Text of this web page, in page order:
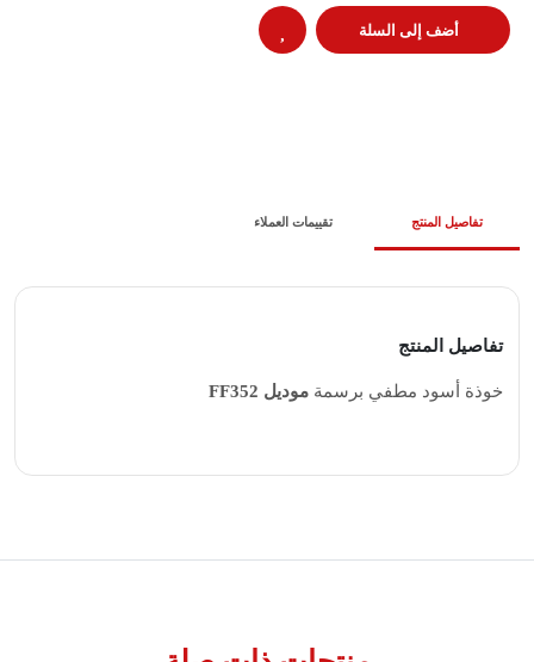
أضف إلى السلة
تفاصيل المنتج تقييمات العملاء
تفاصيل المنتج
خوذة أسود مطفي برسمةموديل FF352